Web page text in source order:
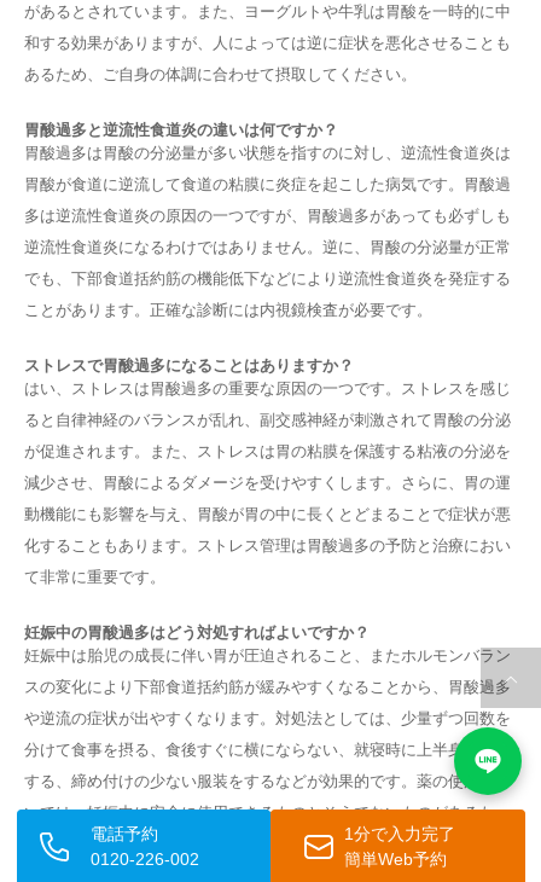
があるとされています。また、ヨーグルトや牛乳は胃酸を一時的に中
和する効果がありますが、人によっては逆に症状を悪化させることも
あるため、ご自身の体調に合わせて摂取してください。
胃酸過多と逆流性食道炎の違いは何ですか？
胃酸過多は胃酸の分泌量が多い状態を指すのに対し、逆流性食道炎は
胃酸が食道に逆流して食道の粘膜に炎症を起こした病気です。胃酸過
多は逆流性食道炎の原因の一つですが、胃酸過多があっても必ずしも
逆流性食道炎になるわけではありません。逆に、胃酸の分泌量が正常
でも、下部食道括約筋の機能低下などにより逆流性食道炎を発症する
ことがあります。正確な診断には内視鏡検査が必要です。
ストレスで胃酸過多になることはありますか？
はい、ストレスは胃酸過多の重要な原因の一つです。ストレスを感じ
ると自律神経のバランスが乱れ、副交感神経が刺激されて胃酸の分泌
が促進されます。また、ストレスは胃の粘膜を保護する粘液の分泌を
減少させ、胃酸によるダメージを受けやすくします。さらに、胃の運
動機能にも影響を与え、胃酸が胃の中に長くとどまることで症状が悪
化することもあります。ストレス管理は胃酸過多の予防と治療におい
て非常に重要です。
妊娠中の胃酸過多はどう対処すればよいですか？
妊娠中は胎児の成長に伴い胃が圧迫されること、またホルモンバラン
スの変化により下部食道括約筋が緩みやすくなることから、胃酸過多
や逆流の症状が出やすくなります。対処法としては、少量ずつ回数を
分けて食事を摂る、食後すぐに横にならない、就寝時に上半身を高く
する、締め付けの少ない服装をするなどが効果的です。薬の使用につ
いては、妊娠中に安全に使用できるものとそうでないものがあるた
め、必ず産婦人科医に相談してから服用してください。
電話予約
0120-226-002
1分で入力完了
簡単Web予約